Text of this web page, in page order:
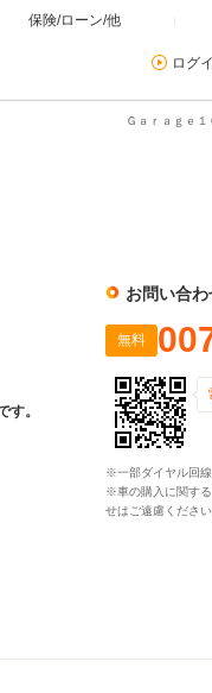
保険/ローン/他
ログ
Ｇａｒａｇｅ１
す。
お問い合わ
無料
※一部ダイヤル回線
※車の購入に関す
せはご遠慮ください